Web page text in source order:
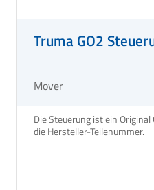
Truma GO2
Mover
Die Steuerung ist ein